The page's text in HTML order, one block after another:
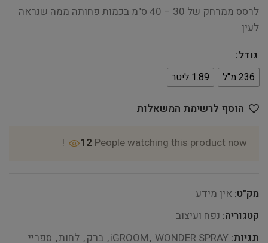
לרסס ממרחק של 30 – 40 ס"מ בכמות פחותה ממה שנראה
לעין
גודל
236 מ"ל
1.89 ליטר
הוסף לרשימת המשאלות
12 People watching this product now!
מק"ט: אין מידע
קטגוריה: נפח ועיצוב
תגיות:
iGROOM, WONDER SPRAY
, ברק, לחות, ספריי